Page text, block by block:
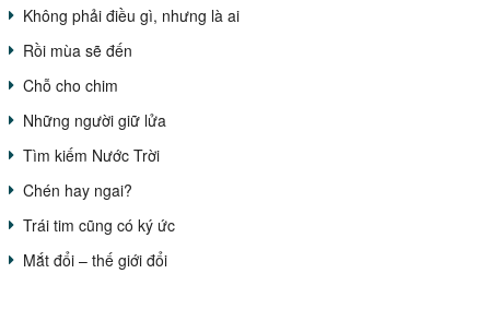
Không phải điều gì, nhưng là ai
Rồi mùa sẽ đến
Chỗ cho chim
Những người giữ lửa
Tìm kiếm Nước Trời
Chén hay ngai?
Trái tim cũng có ký ức
Mắt đổi – thế giới đổi